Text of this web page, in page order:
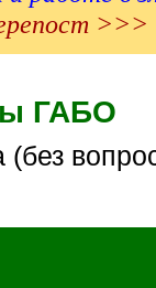
>>>
ГАБО